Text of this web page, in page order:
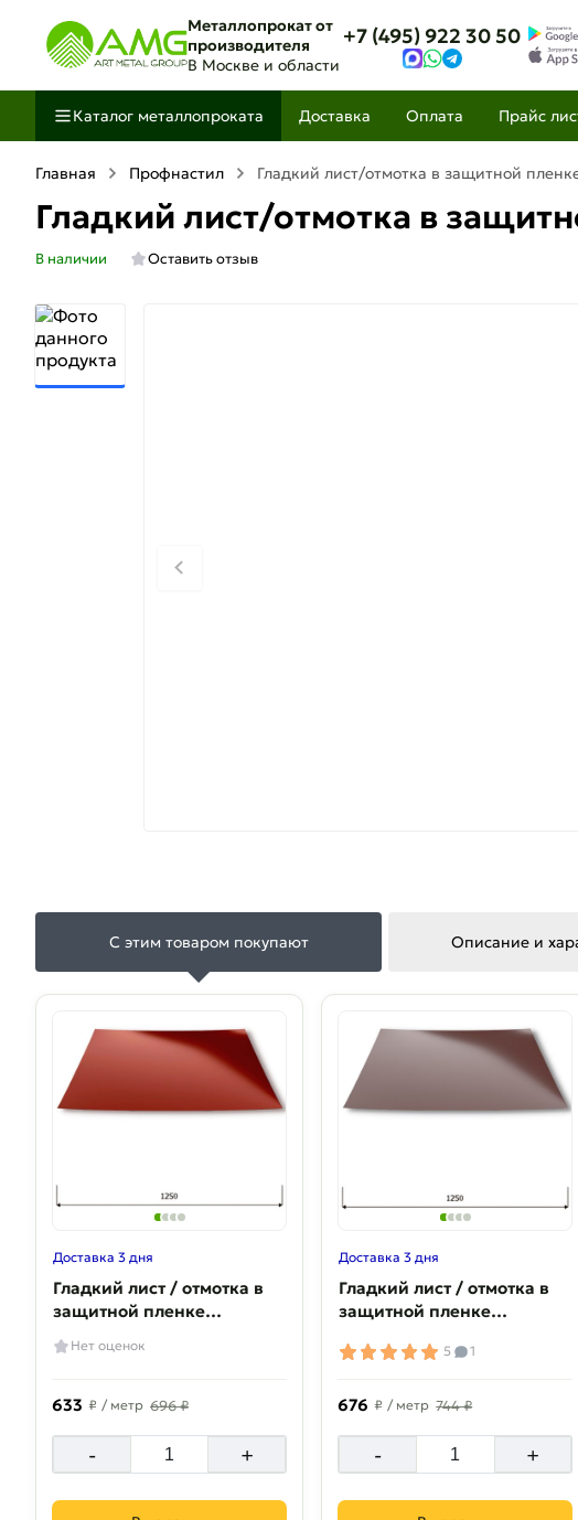
Металлопрокат от
производителя
В Москве и области
+7 (495) 922 30 50
Каталог металлопроката Доставка Оплата Прайс
Главная Профнастил Гладкий лист/отмотка в защитной
Гладкий лист/отмотка в
В наличии Оставить отзыв
С этим товаром покупают Описание и
Доставка 3 дня
Гладкий лист / отмотка в
защитной пленке
Полиэстер 0,4 мм
Нет оценок
633 ₽ / метр 696 ₽
- +
Доставка 3 дня
Гладкий лист / отмотка в
защитной пленке
5 1
676 ₽ / метр 744 ₽
- +